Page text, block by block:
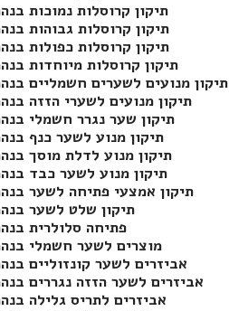
תיקון קרוסלות נמוכות
תיקון קרוסלות גבוהות
תיקון קרוסלות כפולות
תיקון קרוסלות מיוחדות
תיקון מנועים לשערים חשמליים
תיקון מנועים לשערי הזזה
תיקון שער נגרר חשמלי
תיקון מנוע לשער כנף
תיקון מנוע לדלת מוסך
תיקון מנוע לשער כבד
תיקון אמצעי פתיחה לשער
תיקון שלט לשער
פתיחה סלולרית
מוצרים לשער חשמלי
אביזרים לשער קונזוליים
אביזרים לשער הזזה נגררים
אביזרים לתריס גלילה